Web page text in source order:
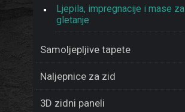
Ljepila, impregnacije i mase za
gletanje
Samoljepljive tapete
Naljepnice za zid
3D zidni paneli